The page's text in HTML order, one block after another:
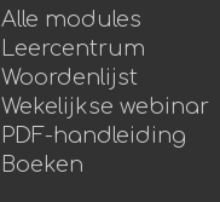
Alle modules
Leercentrum
Woordenlijst
Wekelijkse webinar
PDF-handleiding
Boeken